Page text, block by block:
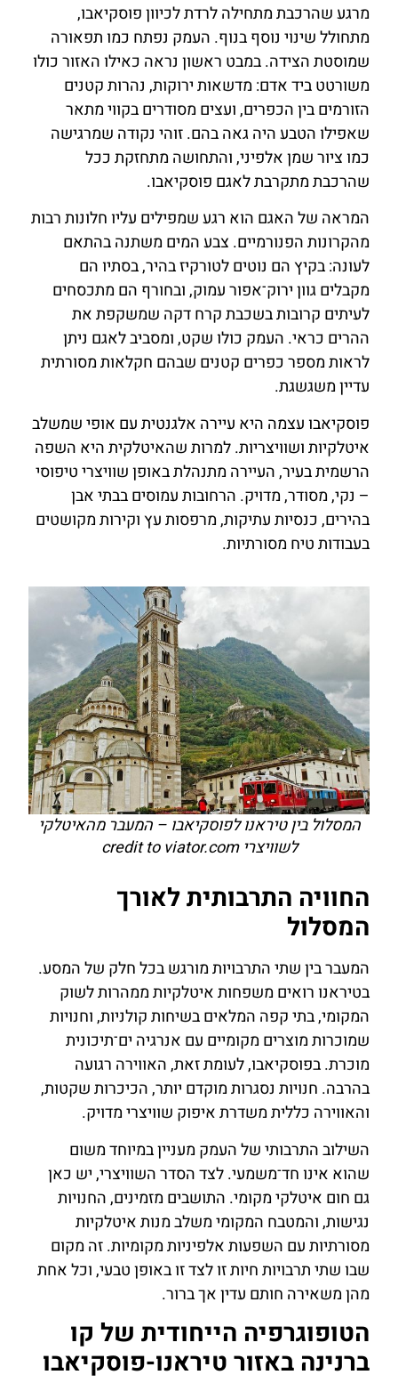
מרגע שהרכבת מתחילה לרדת לכיוון פוסקיאבו,
מתחולל שינוי נוסף בנוף. העמק נפתח כמו תפאורה
שמוסטת הצידה. במבט ראשון נראה כאילו האזור כולו
משורטט ביד אדם: מדשאות ירוקות, נהרות קטנים
הזורמים בין הכפרים, ועצים מסודרים בקווי מתאר
שאפילו הטבע היה גאה בהם. זוהי נקודה שמרגישה
כמו ציור שמן אלפיני, והתחושה מתחזקת ככל
שהרכבת מתקרבת לאגם פוסקיאבו.
המראה של האגם הוא רגע שמפילים עליו חלונות רבות
מהקרונות הפנורמיים. צבע המים משתנה בהתאם
לעונה: בקיץ הם נוטים לטורקיז בהיר, בסתיו הם
מקבלים גוון ירוק־אפור עמוק, ובחורף הם מתכסחים
לעיתים קרובות בשכבת קרח דקה שמשקפת את
ההרים כראי. העמק כולו שקט, ומסביב לאגם ניתן
לראות מספר כפרים קטנים שבהם חקלאות מסורתית
עדיין משגשגת.
פוסקיאבו עצמה היא עיירה אלגנטית עם אופי שמשלב
איטלקיות ושוויצריות. למרות שהאיטלקית היא השפה
הרשמית בעיר, העיירה מתנהלת באופן שוויצרי טיפוסי
– נקי, מסודר, מדויק. הרחובות עמוסים בבתי אבן
בהירים, כנסיות עתיקות, מרפסות עץ וקירות מקושטים
בעבודות טיח מסורתיות.
המסלול בין טיראנו לפוסקיאבו – המעבר מהאיטלקי
לשוויצרי credit to viator.com
החוויה התרבותית לאורך
המסלול
המעבר בין שתי התרבויות מורגש בכל חלק של המסע.
בטיראנו רואים משפחות איטלקיות ממהרות לשוק
המקומי, בתי קפה המלאים בשיחות קולניות, וחנויות
שמוכרות מוצרים מקומיים עם אנרגיה ים־תיכונית
מוכרת. בפוסקיאבו, לעומת זאת, האווירה רגועה
בהרבה. חנויות נסגרות מוקדם יותר, הכיכרות שקטות,
והאווירה כללית משדרת איפוק שוויצרי מדויק.
השילוב התרבותי של העמק מעניין במיוחד משום
שהוא אינו חד־משמעי. לצד הסדר השוויצרי, יש כאן
גם חום איטלקי מקומי. התושבים מזמינים, החנויות
נגישות, והמטבח המקומי משלב מנות איטלקיות
מסורתיות עם השפעות אלפיניות מקומיות. זה מקום
שבו שתי תרבויות חיות זו לצד זו באופן טבעי, וכל אחת
מהן משאירה חותם עדין אך ברור.
הטופוגרפיה הייחודית של קו
ברנינה באזור טיראנו-פוסקיאבו